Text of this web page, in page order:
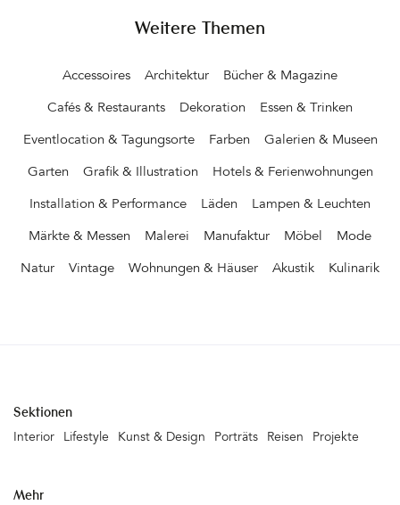
Weitere Themen
Accessoires Architektur Bücher & Magazine
Cafés & Restaurants Dekoration Essen & Trinken
Eventlocation & Tagungsorte Farben Galerien & Museen
Garten Grafik & Illustration Hotels & Ferienwohnungen
Installation & Performance Läden Lampen & Leuchten
Märkte & Messen Malerei Manufaktur Möbel Mode
Natur Vintage Wohnungen & Häuser Akustik Kulinarik
Sektionen
Interior Lifestyle Kunst & Design Porträts Reisen Projekte
Mehr